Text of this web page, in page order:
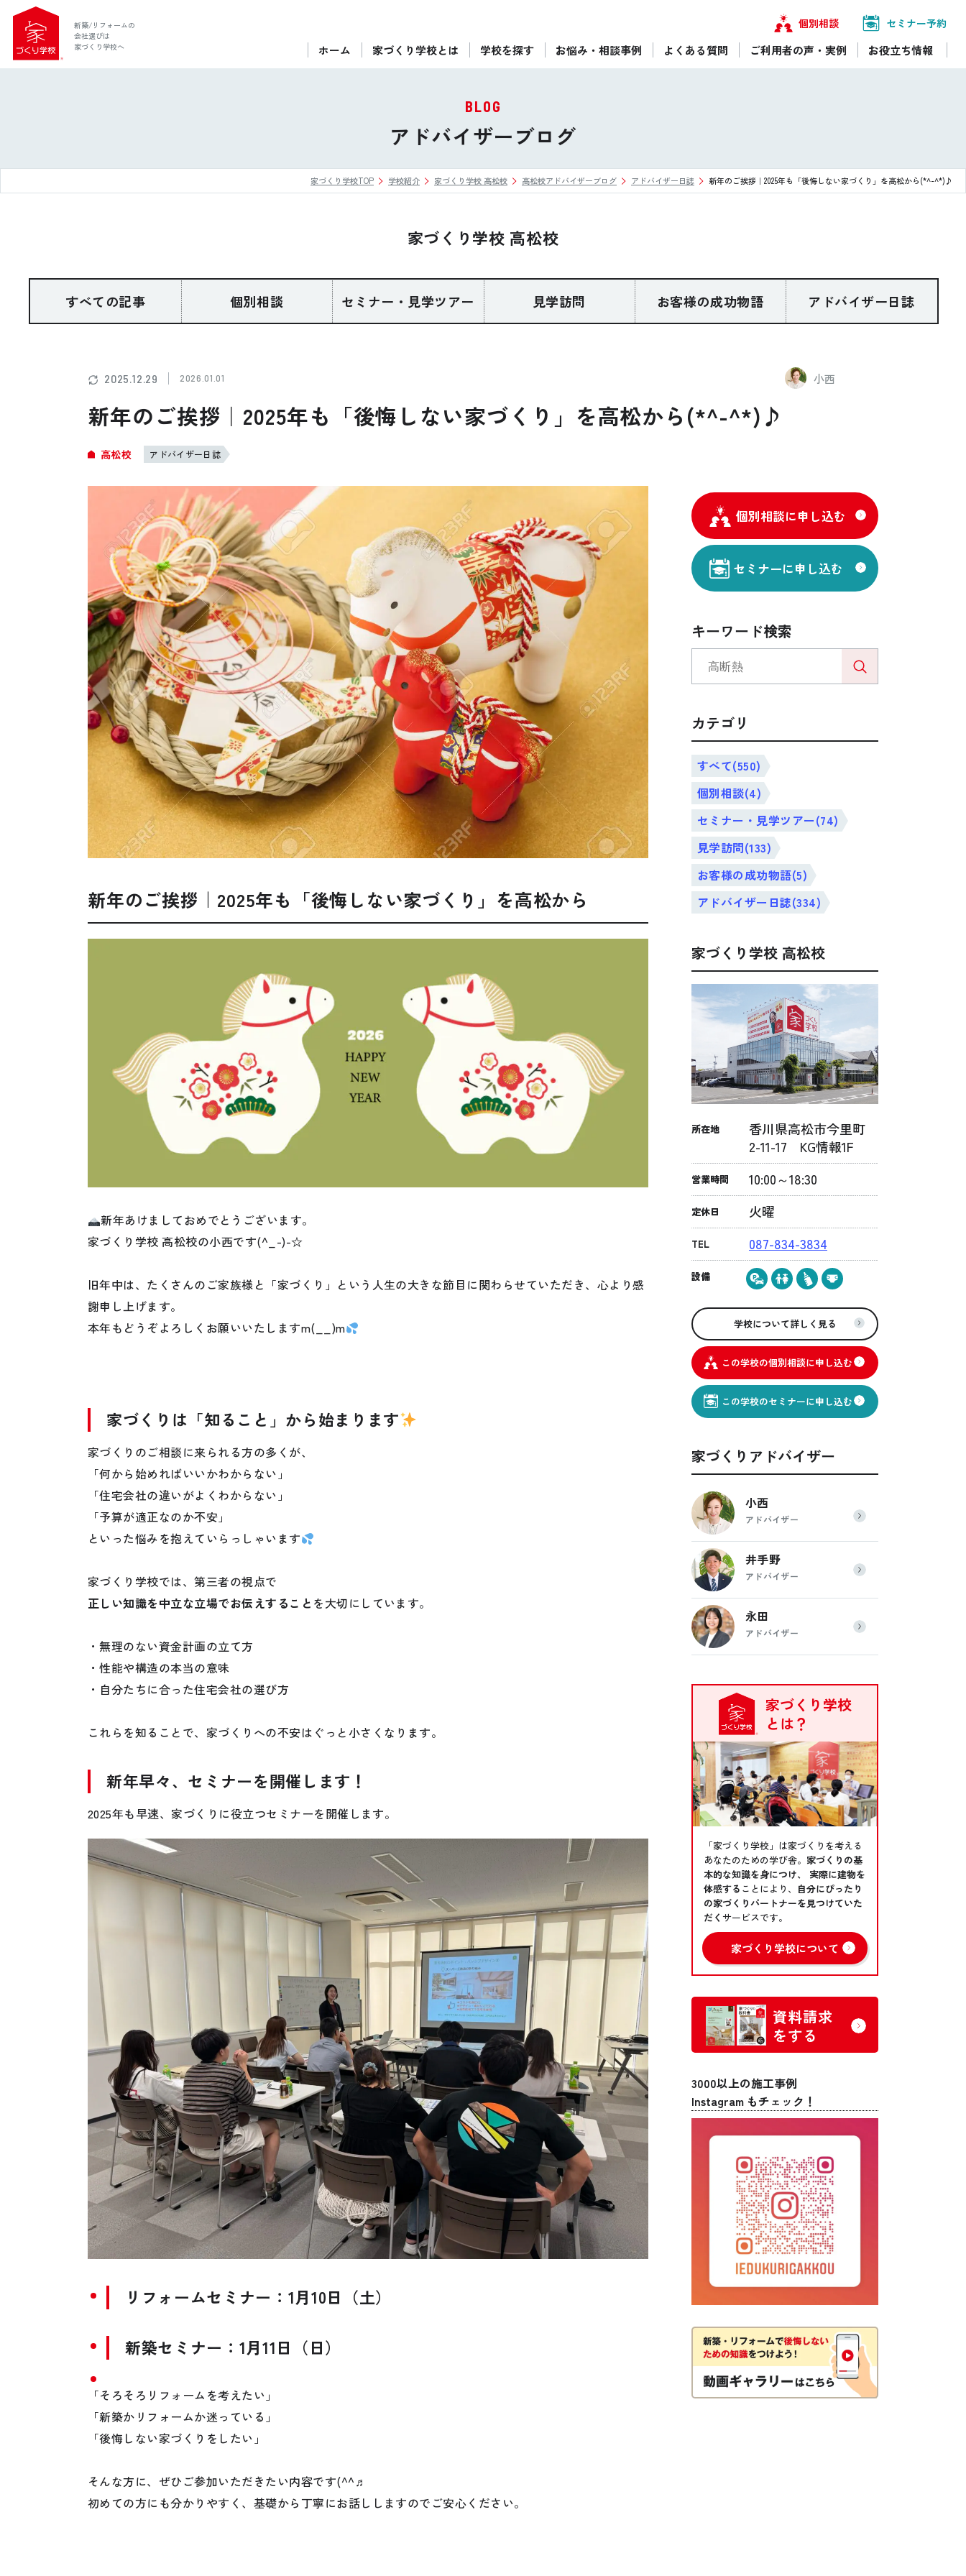
新築/リフォームの
会社選びは
家づくり学校へ
個別相談 セミナー予約
ホーム 家づくり学校とは 学校を探す お悩み・相談事例 よくある質問 ご利用者の声・実例 お役立ち情報
ぴったりの住宅会社をご提案
後悔しない家づくりをレクチャー
セミナーをみる
ご利用は無料！全国20校
お近くの学校を探す
家づくり学校とは
よくある質問
ご利用者の声・実例
お役立ち情報
YOUTUBE Instagram
プライバシーポリシー
BLOG
アドバイザーブログ
家づくり学校TOP 学校紹介 家づくり学校 高松校 高松校アドバイザーブログ アドバイザー日誌 新年のご挨拶｜2025年も「後悔しない家づくり」を高松から(*^-^*)♪
家づくり学校 高松校
すべての記事 個別相談 セミナー・見学ツアー 見学訪問 お客様の成功物語 アドバイザー日誌
2025.12.29 2026.01.01 小西
新年のご挨拶｜2025年も「後悔しない家づくり」を高松から(*^-^*)♪
高松校 アドバイザー日誌
新年のご挨拶｜2025年も「後悔しない家づくり」を高松から
新年あけましておめでとうございます。
家づくり学校 高松校の小西です(^_-)-☆
旧年中は、たくさんのご家族様と「家づくり」という人生の大きな節目に関わらせていただき、心より感
謝申し上げます。
本年もどうぞよろしくお願いいたしますm(__)m
家づくりは「知ること」から始まります
家づくりのご相談に来られる方の多くが、
「何から始めればいいかわからない」
「住宅会社の違いがよくわからない」
「予算が適正なのか不安」
といった悩みを抱えていらっしゃいます
家づくり学校では、第三者の視点で
正しい知識を中立な立場でお伝えすること を大切にしています。
・無理のない資金計画の立て方
・性能や構造の本当の意味
・自分たちに合った住宅会社の選び方
これらを知ることで、家づくりへの不安はぐっと小さくなります。
新年早々、セミナーを開催します！
2025年も早速、家づくりに役立つセミナーを開催します。
リフォームセミナー：1月10日（土）
新築セミナー：1月11日（日）
「そろそろリフォームを考えたい」
「新築かリフォームか迷っている」
「後悔しない家づくりをしたい」
そんな方に、ぜひご参加いただきたい内容です(^^♬
初めての方にも分かりやすく、基礎から丁寧にお話ししますのでご安心ください。
個別相談に申し込む
セミナーに申し込む
キーワード検索
カテゴリ
すべて(550)
個別相談(4)
セミナー・見学ツアー(74)
見学訪問(133)
お客様の成功物語(5)
アドバイザー日誌(334)
家づくり学校 高松校
所在地
香川県高松市今里町
2-11-17 KG情報1F
営業時間 10:00～18:30
定休日 火曜
TEL 087-834-3834
設備
学校について詳しく見る
この学校の個別相談に申し込む
この学校のセミナーに申し込む
家づくりアドバイザー
小西
アドバイザー
井手野
アドバイザー
永田
アドバイザー
家づくり学校
とは？
「家づくり学校」は家づくりを考える
あなたのための学び舎。 家づくりの基
本的な知識を身につけ、 実際に建物を
体感する ことにより、
自分にぴったり
の家づくりパートナーを見つけていた
だく サービスです。
家づくり学校について
資料請求
をする
3000以上の施工事例
Instagram もチェック！